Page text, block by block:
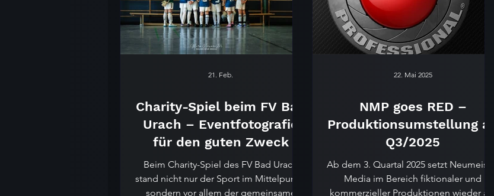
Charity-Spiel beim FV Bad
Urach – Eventfotografie
für den guten Zweck
Beim Charity-Spiel des FV Bad Urach
stand nicht nur der Sport im Mittelpunkt,
sondern vor allem der gemeinsame
21. Feb.
NMP goes RED –
Produktionsumstellung ab
Q3/2025
Ab dem 3. Quartal 2025 setzt Neumeister
Media im Bereich fiktionaler und
kommerzieller Produktionen wieder auf
22. Mai 2025